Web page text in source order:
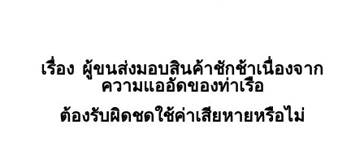
เรื่อง ผู้ขนส่งมอบสินค้าชักช้าเนื่องจาก
ความแออัดของท่าเรือ
ต้องรับผิดชดใช้ค่าเสียหายหรือไม่